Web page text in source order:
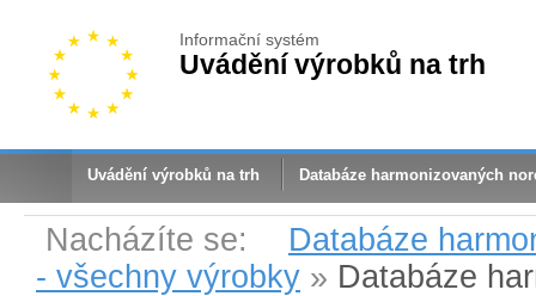
Informační systém
Uvádění výrobků na trh
Uvádění výrobků na trh Databáze harmonizovaných
Nacházíte se:
Databáze
- všechny výrobky » Databáze